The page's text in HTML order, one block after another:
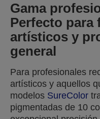
Gama
Perfecto para
artísticos y
general
Para profesionales
artísticos y aquellos
modelos SureColor
pigmentadas de 10